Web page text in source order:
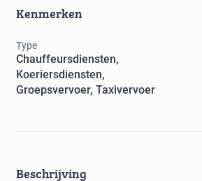
Kenmerken
Type
Chauffeursdiensten,
Koeriersdiensten,
Groepsvervoer, Taxivervoer
Beschrijving